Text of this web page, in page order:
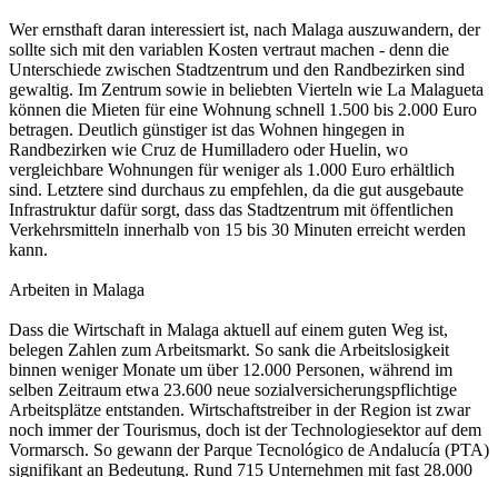
Wer ernsthaft daran interessiert ist, nach Malaga auszuwandern, der
sollte sich mit den variablen Kosten vertraut machen - denn die
Unterschiede zwischen Stadtzentrum und den Randbezirken sind
gewaltig. Im Zentrum sowie in beliebten Vierteln wie La Malagueta
können die Mieten für eine Wohnung schnell 1.500 bis 2.000 Euro
betragen. Deutlich günstiger ist das Wohnen hingegen in
Randbezirken wie Cruz de Humilladero oder Huelin, wo
vergleichbare Wohnungen für weniger als 1.000 Euro erhältlich
sind. Letztere sind durchaus zu empfehlen, da die gut ausgebaute
Infrastruktur dafür sorgt, dass das Stadtzentrum mit öffentlichen
Verkehrsmitteln innerhalb von 15 bis 30 Minuten erreicht werden
kann.
Arbeiten in Malaga
Dass die Wirtschaft in Malaga aktuell auf einem guten Weg ist,
belegen Zahlen zum Arbeitsmarkt. So sank die Arbeitslosigkeit
binnen weniger Monate um über 12.000 Personen, während im
selben Zeitraum etwa 23.600 neue sozialversicherungspflichtige
Arbeitsplätze entstanden. Wirtschaftstreiber in der Region ist zwar
noch immer der Tourismus, doch ist der Technologiesektor auf dem
Vormarsch. So gewann der Parque Tecnológico de Andalucía (PTA)
signifikant an Bedeutung. Rund 715 Unternehmen mit fast 28.000